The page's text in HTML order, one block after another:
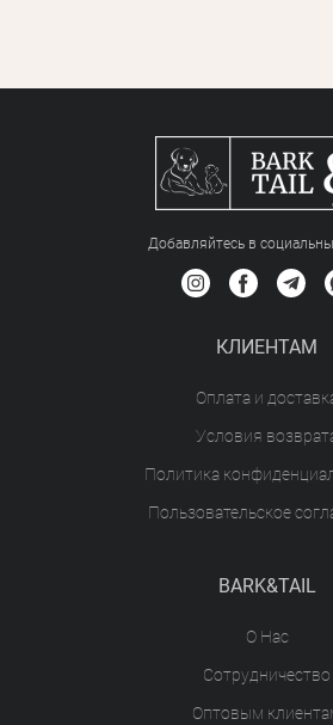
Добавляйтесь в
КЛИЕНТАМ
Оплата и
Условия
Политика
Пользовательское
BARK&TAIL
О Нас
Сотрудничество
Оптовым